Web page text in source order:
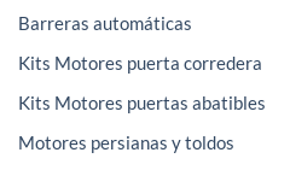
Barreras automáticas
Kits Motores puerta corredera
Kits Motores puertas abatibles
Motores persianas y toldos